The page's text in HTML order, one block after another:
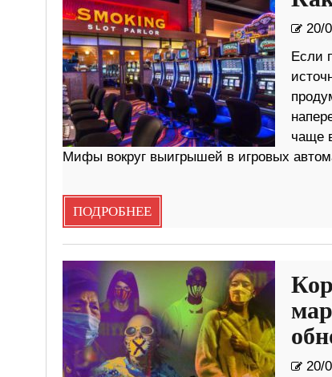
20/
Если
чаще
Мифы вокруг выигрышей в игровых
ПОДРОБНЕЕ
20/